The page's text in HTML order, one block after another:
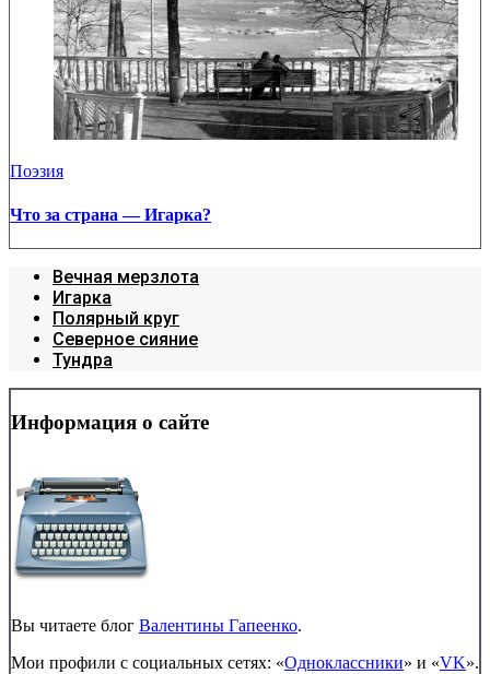
Поэзия
Что за страна — Игарка?
Вечная мерзлота
Игарка
Полярный круг
Северное сияние
Тундра
Информация о сайте
Вы читаете блог Валентины Гапеенко.
Мои профили с социальных сетях: «Одноклассники» и «VK».